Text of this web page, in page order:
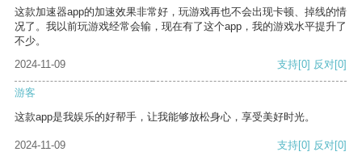
这款加速器app的加速效果非常好，玩游戏再也不会出现卡顿、掉线的情
况了。我以前玩游戏经常会输，现在有了这个app，我的游戏水平提升了
不少。
2024-11-09
支持[0] 反对[0]
游客
这款app是我娱乐的好帮手，让我能够放松身心，享受美好时光。
2024-11-09 支持[0] 反对[0]